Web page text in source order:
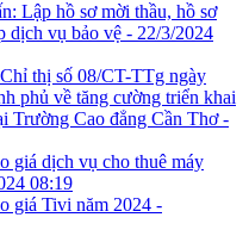
Lập hồ sơ mời thầu, hồ sơ
dịch vụ bảo vệ - 22/3/2024
thị số 08/CT-TTg ngày
phủ về tăng cường triển khai
Trường Cao đẳng Cần Thơ -
giá dịch vụ cho thuê máy
08:19
giá Tivi năm 2024 -